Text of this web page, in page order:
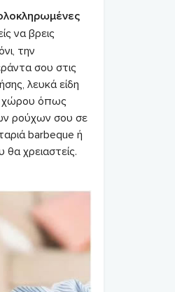
να βρεις
την
σου στις
λευκά είδη
χώρου όπως
ρούχων σου σε
barbeque ή
χρειαστείς.